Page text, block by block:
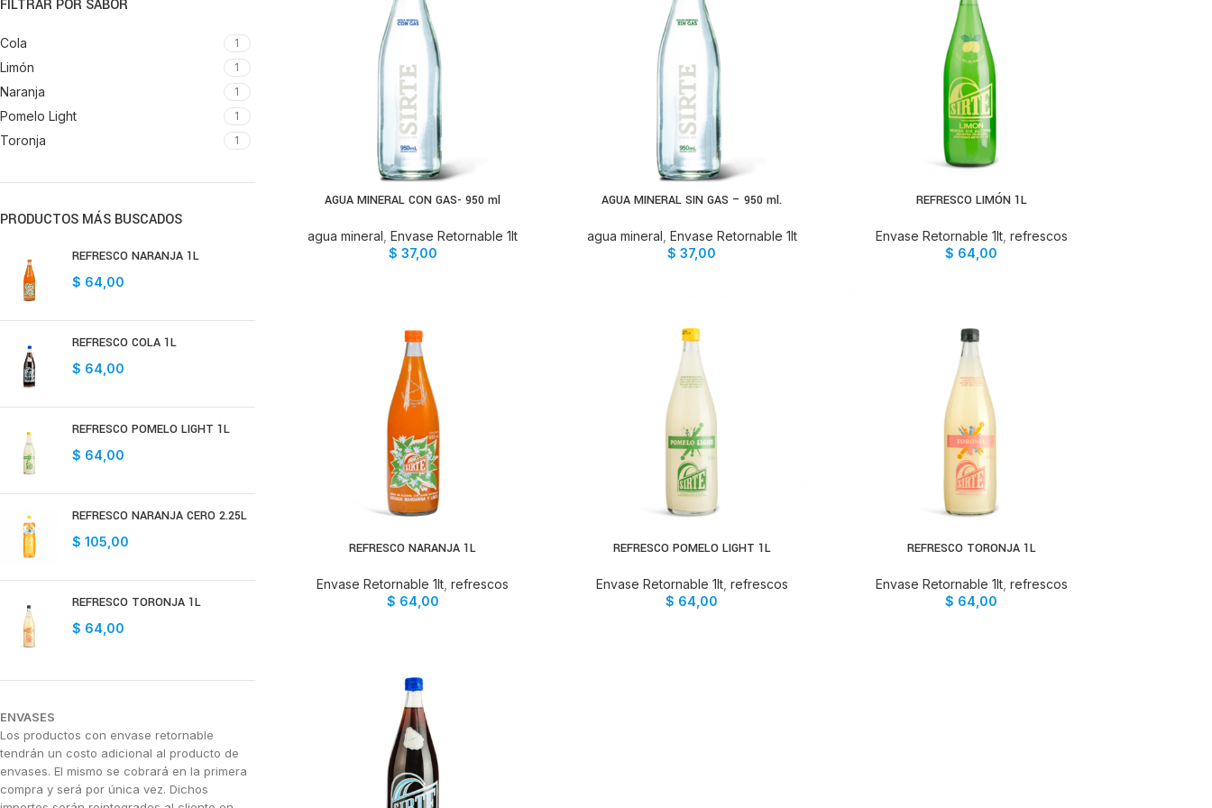
FILTRAR POR SABOR
Cola 1
Limón 1
Naranja 1
Pomelo Light 1
Toronja 1
PRODUCTOS MÁS BUSCADOS
REFRESCO NARANJA 1L
$ 64,00
REFRESCO COLA 1L
$ 64,00
REFRESCO POMELO LIGHT 1L
$ 64,00
REFRESCO NARANJA CERO 2.25L
$ 105,00
REFRESCO TORONJA 1L
$ 64,00
ENVASES
Los productos con envase retornable
tendrán un costo adicional al producto de
envases. El mismo se cobrará en la primera
compra y será por única vez. Dichos
AÑADIR AL CARRITO
AGUA MINERAL CON GAS- 950 ml
agua mineral ,Envase Retornable 1lt
$ 37,00
AÑADIR AL CARRITO
AGUA MINERAL SIN GAS – 950 ml.
agua mineral Envase Retornable 1lt
$ 37,00
AÑADIR AL CARRITO
REFRESCO LIMÓN 1L
Envase Retornable 1lt, refrescos
$ 64,00
AÑADIR AL CARRITO
REFRESCO NARANJA 1L
Envase Retornable 1lt ,refrescos
$ 64,00
AÑADIR AL CARRITO
REFRESCO POMELO LIGHT 1L
Envase Retornable 1lt, refrescos
$ 64,00
AÑADIR AL CARRITO
REFRESCO TORONJA 1L
Envase Retornable 1lt, refrescos
$ 64,00